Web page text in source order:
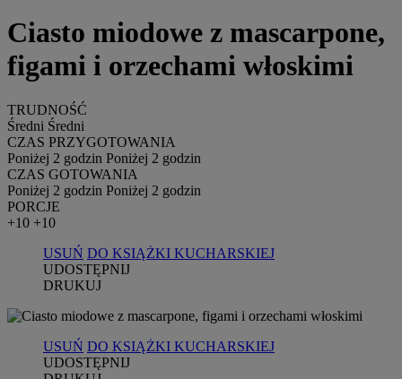
Ciasto miodowe z mascarpone,
figami i orzechami włoskimi
TRUDNOŚĆ
Średni Średni
CZAS PRZYGOTOWANIA
Poniżej 2 godzin Poniżej 2 godzin
CZAS GOTOWANIA
Poniżej 2 godzin Poniżej 2 godzin
PORCJE
+10 +10
USUŃ DO KSIĄŻKI KUCHARSKIEJ
UDOSTĘPNIJ
DRUKUJ
USUŃ DO KSIĄŻKI KUCHARSKIEJ
UDOSTĘPNIJ